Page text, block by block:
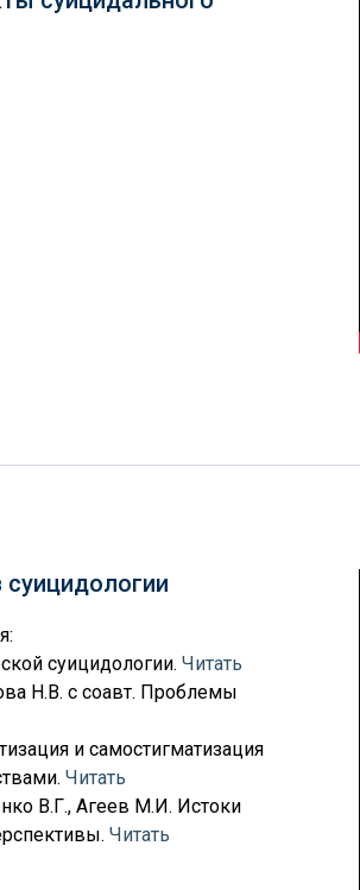
суицидологии. Читать
Н.В. с соавт. Проблемы
и самостигматизация
Читать
В.Г., Агеев М.И. Истоки
Читать